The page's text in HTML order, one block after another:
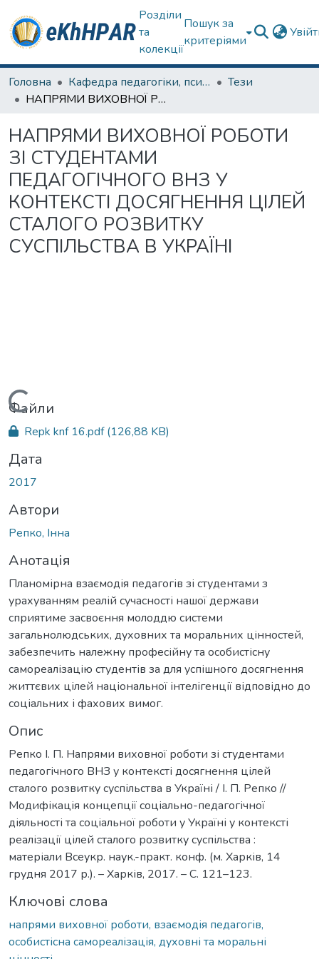
Розділи
та
колекції
Пошук за
критеріями
Головна Кафедра педагогіки, психології, початкової освіти та освітнього менеджменту
Тези
НАПРЯМИ ВИХОВНОЇ РОБОТИ ЗІ СТУДЕНТАМИ ПЕДАГОГІЧНОГО ВНЗ У КОНТЕКСТІ ДОСЯГНЕННЯ ЦІЛЕЙ СТАЛОГО РОЗВИТКУ СУСПІЛЬСТВА В УКРАЇНІ
НАПРЯМИ ВИХОВНОЇ РОБОТИ
ЗІ СТУДЕНТАМИ
ПЕДАГОГІЧНОГО ВНЗ У
КОНТЕКСТІ ДОСЯГНЕННЯ ЦІЛЕЙ
СТАЛОГО РОЗВИТКУ
СУСПІЛЬСТВА В УКРАЇНІ
Вантажиться...
Файли
Repk knf 16.pdf(126,88 KB)
Дата
2017
Автори
Репко, Інна
Анотація
Планомірна взаємодія педагогів зі студентами з
урахуванням реалій сучасності нашої держави
сприятиме засвоєння молоддю системи
загальнолюдських, духовних та моральних цінностей,
забезпечить належну професійну та особистісну
самореалізацію студентів за для успішного досягнення
життєвих цілей національної інтелігенції відповідно до
соціальних і фахових вимог.
Опис
Репко І. П. Напрями виховної роботи зі студентами
педагогічного ВНЗ у контексті досягнення цілей
сталого розвитку суспільства в Україні / І. П. Репко //
Модифікація концепції соціально-педагогічної
діяльності та соціальної роботи у Україні у контексті
реалізації цілей сталого розвитку суспільства :
матеріали Всеукр. наук.-практ. конф. (м. Харків, 14
грудня 2017 р.). – Харків, 2017. – С. 121–123.
Ключові слова
напрями виховної роботи, взаємодія педагогів,
особистісна самореалізація, духовні та моральні